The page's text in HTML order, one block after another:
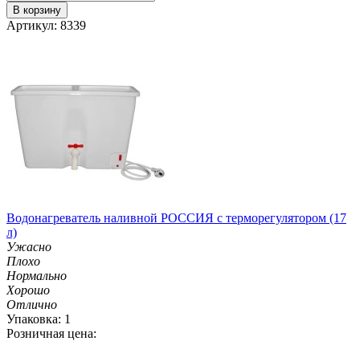
В корзину
Артикул: 8339
Водонагреватель наливной РОССИЯ с терморегулятором (17
л)
Ужасно
Плохо
Нормально
Хорошо
Отлично
Упаковка: 1
Розничная цена: